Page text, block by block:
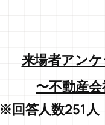
来場者アン
〜不動産
※回答人数251人